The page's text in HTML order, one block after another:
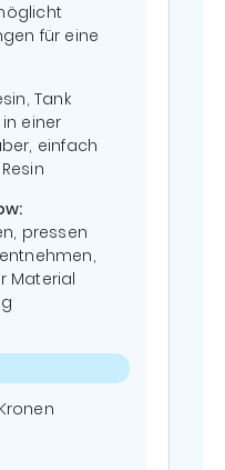
für eine
Tank
einer
einfach
pressen
Material